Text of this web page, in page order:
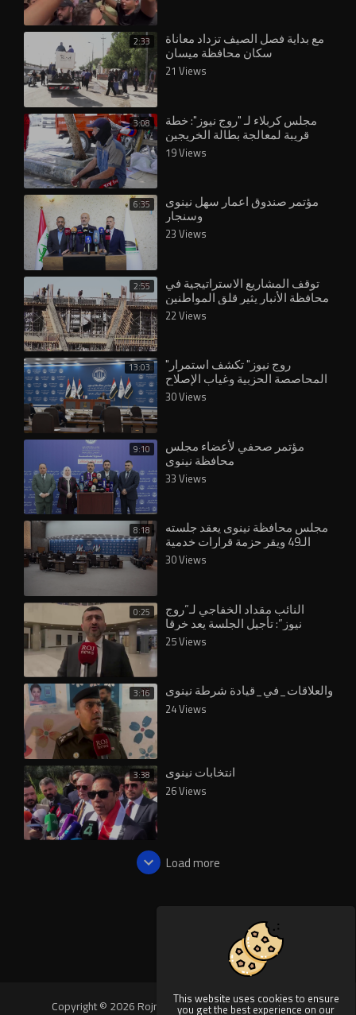
This website uses cookies to ensure
you get the best experience on our
2:33 مع بداية فصل الصيف تزداد معاناة
سكان محافظة ميسان
21 Views
3:08 ⁣مجلس كربلاء لـ "روج نيوز": خطة
قريبة لمعالجة بطالة الخريجين
19 Views
6:35 مؤتمر صندوق اعمار سهل نينوى
وسنجار
23 Views
2:55 توقف المشاريع الاستراتيجية في
محافظة الأنبار يثير قلق المواطنين
والمسؤولين
22 Views
13:03 "روج نيوز" تكشف استمرار
المحاصصة الحزبية وغياب الإصلاح
في نينوى وشنكال
30 Views
9:10 مؤتمر صحفي لأعضاء مجلس
محافظة نينوى
33 Views
8:18 مجلس محافظة نينوى يعقد جلسته
الـ49 ويقر حزمة قرارات خدمية
30 Views
0:25 النائب مقداد الخفاجي لـ”روج
نيوز”: تأجيل الجلسة يعد خرقا
دستوريا
25 Views
3:16 شرطة نينوى
24 Views
3:38 انتخابات نينوى
26 Views
Load more
Copyright © 2026 Rojnews Video. All rights reserved.